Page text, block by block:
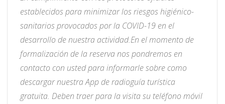
establecidos para minimizar los riesgos higiénico-
sanitarios provocados por la COVID-19 en el
desarrollo de nuestra actividad.En el momento de
formalización de la reserva nos pondremos en
contacto con usted para informarle sobre como
descargar nuestra App de radioguía turística
gratuita. Deben traer para la visita su teléfono móvil